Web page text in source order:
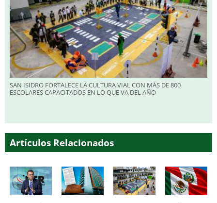
SAN ISIDRO FORTALECE LA CULTURA VIAL CON MÁS DE 800
ESCOLARES CAPACITADOS EN LO QUE VA DEL AÑO
Artículos Relacionados